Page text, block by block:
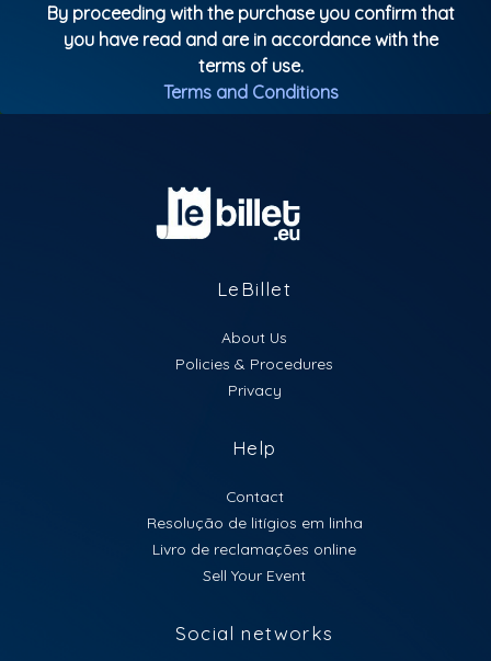
– Tippy I feat.Reemah (St. Croix)
– Dub Fx & Sahida Apsara (Austrália)
– Pow Pow Movement (Alemanha)
celebração da cultura jamaicana, num dos cenários
30€
– garante já o teu lugar nesta
Parental Rating: M/12
By proceeding with the purchase you confirm that
you have read and are in accordance with the
terms of use.
Terms and Conditions
LeBillet
About Us
Policies & Procedures
Privacy
Help
Contact
Resolução de litígios em linha
Livro de reclamações online
Sell Your Event
Social networks